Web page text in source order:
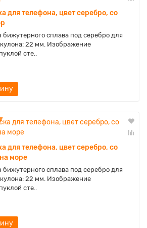
для телефона, цвет серебро, со
бижутерного сплава под серебро для
22 мм. Изображение
сте..
для телефона, цвет серебро, со
море
бижутерного сплава под серебро для
22 мм. Изображение
сте..